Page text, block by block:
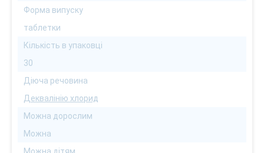
Форма випуску
таблетки
Кількість в упаковці
30
Діюча речовина
Деквалінію хлорид
Можна дорослим
Можна